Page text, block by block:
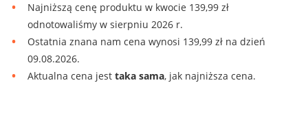
Najniższą cenę produktu w kwocie 139,99 zł
odnotowaliśmy w sierpniu 2026 r.
Ostatnia znana nam cena wynosi 139,99 zł na dzień
09.08.2026.
Aktualna cena jest taka sama, jak najniższa cena.